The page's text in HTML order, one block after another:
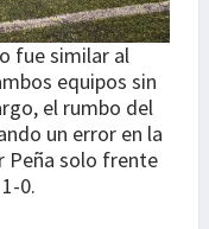
fue similar al
equipos sin
el rumbo del
un error en la
Peña solo frente
0.